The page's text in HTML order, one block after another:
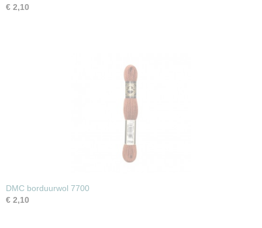
€ 2,10
DMC borduurwol 7700
€ 2,10